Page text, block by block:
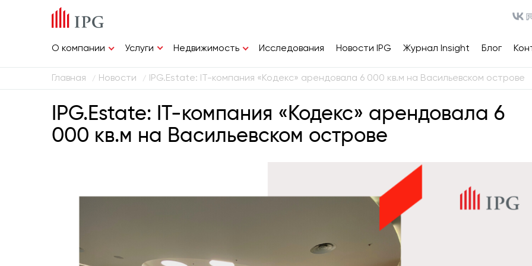
О компании Услуги Недвижимость Исследования Новости IPG Журнал Insight Блог
Главная / Новости / IPG.Estate: IT-компания «Кодекс» арендовала 6 000 кв.м на Васильевском острове
IPG.Estate: IT-компания «Кодекс» арендовала 6
000 кв.м на Васильевском острове